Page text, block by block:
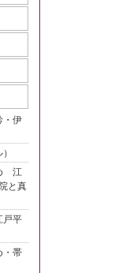
・伊
江
と真
戸平
・帯